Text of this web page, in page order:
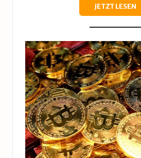
JETZT LESEN